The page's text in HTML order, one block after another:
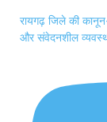
रायगढ़ जिले की
और संवेदनशील